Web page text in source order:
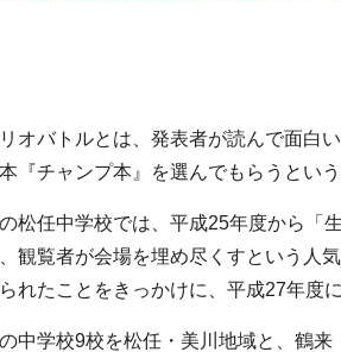
オバトルとは、発表者が読んで面白
『チャンプ本』を選んでもらうとい
松任中学校では、平成25年度から「
観覧者が会場を埋め尽くすという人
れたことをきっかけに、平成27年度
中学校9校を松任・美川地域と、鶴